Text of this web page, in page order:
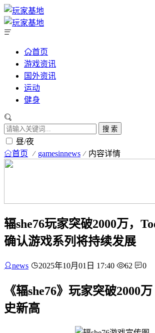
首页
游戏资讯
国外资讯
运动
健身
搜 索
昼/夜
首页 gamesinnews 内容详情
辐she76玩家突破2000万，
确认游戏系列将持续发展
news 2025年10月01日 17:40 62 0
《辐she76》玩家突破2000
史新高